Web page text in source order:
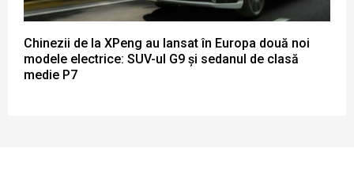
Chinezii de la XPeng au lansat în Europa două noi
modele electrice: SUV-ul G9 și sedanul de clasă
medie P7